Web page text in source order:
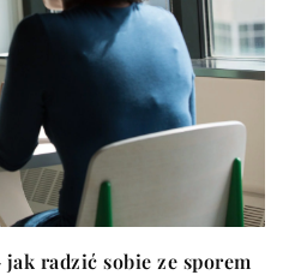
radzić sobie ze sporem